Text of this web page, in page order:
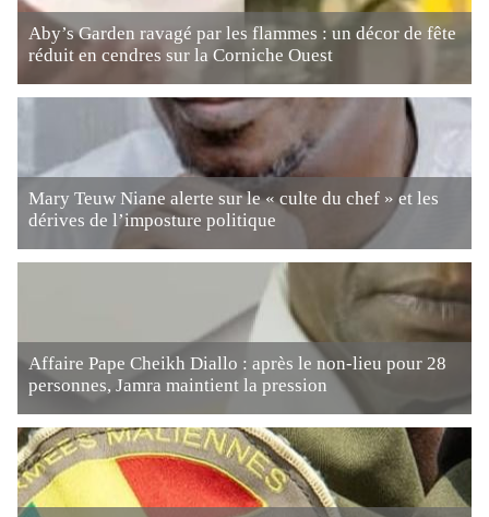
Aby’s Garden ravagé par les flammes : un décor de fête
réduit en cendres sur la Corniche Ouest
Mary Teuw Niane alerte sur le « culte du chef » et les
dérives de l’imposture politique
Affaire Pape Cheikh Diallo : après le non-lieu pour 28
personnes, Jamra maintient la pression